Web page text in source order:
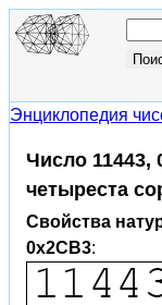
Энциклопедия
Число 11443,
четыреста
Свойства
0x2CB3: